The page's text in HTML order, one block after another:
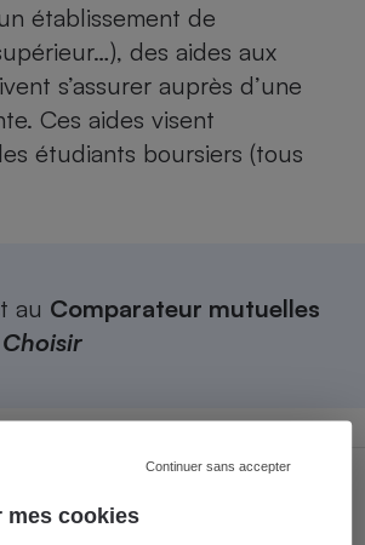
mes cookies
Continuer sans accepter
établissement de
des aides aux
s’assurer auprès d’une
Ces aides visent
étudiants boursiers (tous
au Comparateur mutuelles